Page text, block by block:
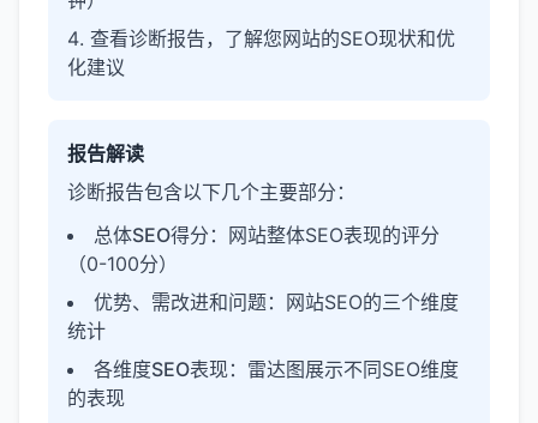
查看诊断报告，了解您网站的SEO现状和优
化建议
报告解读
诊断报告包含以下几个主要部分：
总体SEO得分 ：网站整体SEO表现的评分
（0-100分）
优势、需改进和问题：网站SEO的三个维度
统计
各维度SEO表现：雷达图展示不同SEO维度
的表现